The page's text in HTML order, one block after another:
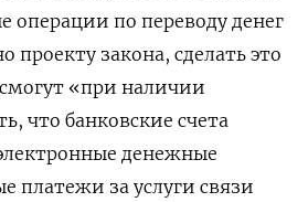
операции по переводу денег
проекту закона, сделать это
«при наличии
что банковские счета
денежные
платежи за услуги связи